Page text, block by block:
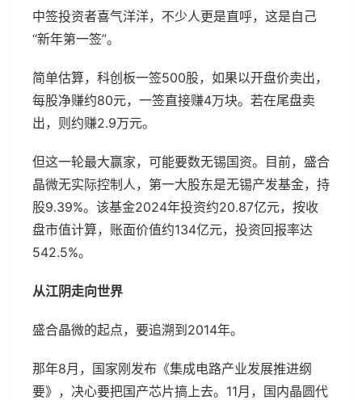
中签投资者喜气洋洋，不少人更是直呼，这是自己
“新年第一签”。
简单估算，科创板一签500股，如果以开盘价卖出，
每股净赚约80元，一签直接赚4万块。若在尾盘卖
出，则约赚2.9万元。
但这一轮最大赢家，可能要数无锡国资。目前，盛合
晶微无实际控制人，第一大股东是无锡产发基金，持
股9.39%。该基金2024年投资约20.87亿元，按收
盘市值计算，账面价值约134亿元，投资回报率达
542.5%。
从江阴走向世界
盛合晶微的起点，要追溯到2014年。
那年8月，国家刚发布《集成电路产业发展推进纲
要》，决心要把国产芯片搞上去。11月，国内晶圆代